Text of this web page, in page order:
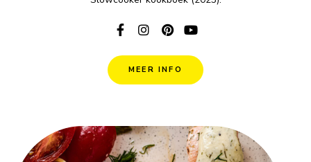
MEER INFO